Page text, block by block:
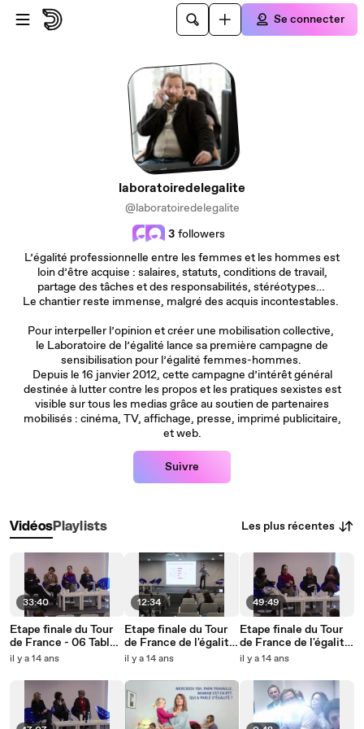
Passer au contenu principal
Se connecter
laboratoiredelegalite
@laboratoiredelegalite
3 followers
L’égalité professionnelle entre les femmes et les hommes est
loin d’être acquise : salaires, statuts, conditions de travail,
partage des tâches et des responsabilités, stéréotypes…
Le chantier reste immense, malgré des acquis incontestables.
Pour interpeller l’opinion et créer une mobilisation collective,
le Laboratoire de l’égalité lance sa première campagne de
sensibilisation pour l’égalité femmes-hommes.
Depuis le 16 janvier 2012, cette campagne d’intérêt général
destinée à lutter contre les propos et les pratiques sexistes est
visible sur tous les medias grâce au soutien de partenaires
mobilisés : cinéma, TV, affichage, presse, imprimé publicitaire,
et web.
Suivre
VidéosPlaylists Les plus récentes
33:40
Etape finale du Tour
de France - 06 Table
ronde stéréotypes
il y a 14 ans
12:34
Etape finale du Tour
de France de l'égalité
- 05 Enquête bien-
il y a 14 ans
49:49
Etape finale du Tour
de France de l'égalité
- 04 Table ronde
il y a 14 ans